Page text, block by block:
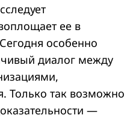
ее в
особенно
диалог между
так возможно
—